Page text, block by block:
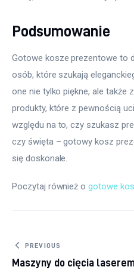
Podsumowanie
Gotowe kosze prezentowe to
osób, które szukają
one nie tylko piękne, ale także
produkty, które z pewnością
względu na to, czy szukasz
czy święta – gotowy kosz
się doskonale.
Poczytaj również o gotowe
Nawigacja
wpisu
PREVIOUS
Maszyny do cięcia